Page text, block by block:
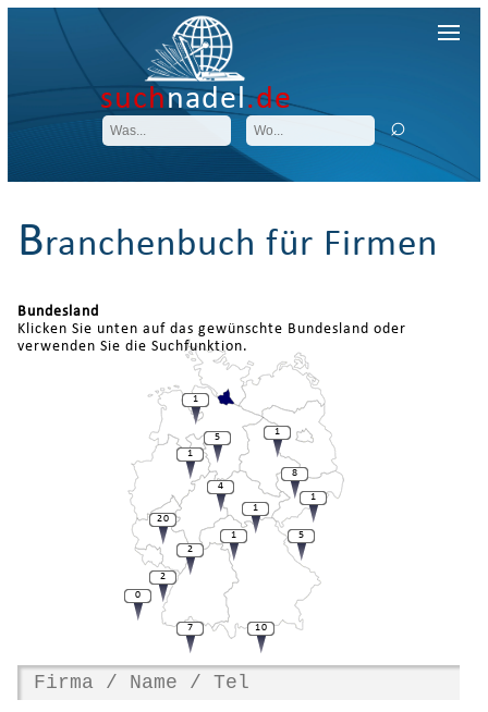
suchnadel.de
Branchenbuch für Firmen
Bundesland
Klicken Sie unten auf das gewünschte Bundesland oder
verwenden Sie die Suchfunktion.
5
1
20
8
1
1
5
1
1
4
0
2
2
7
1
10